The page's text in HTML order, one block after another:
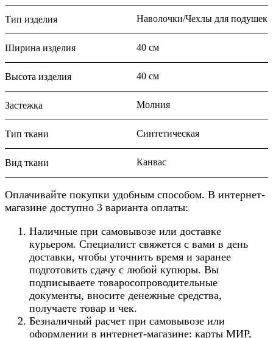
Тип изделия Наволочки/Чехлы для подушек
Ширина изделия 40 см
Высота изделия 40 см
Застежка Молния
Тип ткани Синтетическая
Вид ткани Канвас
Оплачивайте покупки удобным способом. В интернет-
магазине доступно 3 варианта оплаты:
Наличные при самовывозе или доставке
курьером. Специалист свяжется с вами в день
доставки, чтобы уточнить время и заранее
подготовить сдачу с любой купюры. Вы
подписываете товаросопроводительные
документы, вносите денежные средства,
получаете товар и чек.
Безналичный расчет при самовывозе или
оформлении в интернет-магазине: карты МИР,